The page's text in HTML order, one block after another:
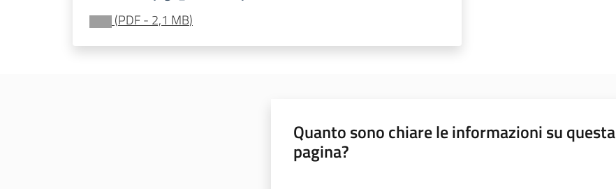
(PDF- 2,1 MB)
Quanto sono chiare le informazioni su questa
pagina?